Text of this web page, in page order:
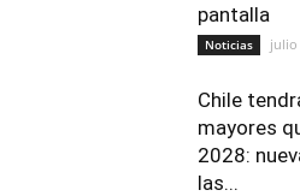
pantalla
Noticias julio
Chile
mayores
2028:
las...